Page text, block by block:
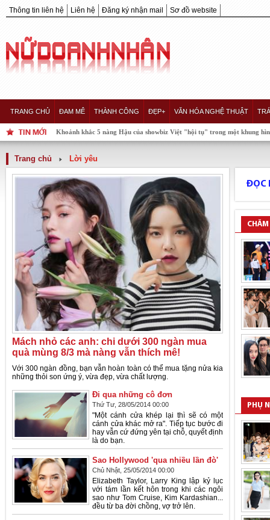
Thông tin liên hệ Liên hệ Đăng ký nhận mail Sơ đồ website
TRANG CHỦ ĐAM MÊ THÀNH CÔNG ĐẸP+ VĂN HÓA NGHỆ THUẬT
Khoảnh khắc 5 nàng Hậu của showbiz Việt "hội tụ" trong một khung hình, ai xuất
Trang chủ Lời yêu
Mách nhỏ các anh: chi dưới 300 ngàn mua
quà mùng 8/3 mà nàng vẫn thích mê!
Với 300 ngàn đồng, bạn vẫn hoàn toàn có thể mua tặng nửa kia
những thỏi son ứng ý, vừa đẹp, vừa chất lượng.
Đi qua những cô đơn
Thứ Tư, 28/05/2014 00:00
"Một cánh cửa khép lại thì sẽ có một
cánh cửa khác mở ra". Tiếp tục bước đi
hay vẫn cứ đứng yên tại chỗ, quyết định
là do bạn.
Sao Hollywood 'qua nhiều lần đò'
Chủ Nhật, 25/05/2014 00:00
Elizabeth Taylor, Larry King lập kỷ lục
với tám lần kết hôn trong khi các ngôi
sao như Tom Cruise, Kim Kardashian...
đều từ ba đời chồng, vợ trở lên.
ĐỌC
PHỤ